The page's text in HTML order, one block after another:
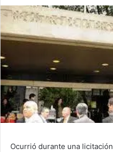
Ocurrió durante una